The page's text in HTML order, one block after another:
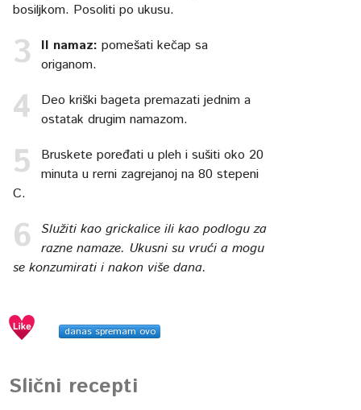
bosiljkom. Posoliti po ukusu.
II namaz: pomešati kečap sa
origanom.
Deo kriški bageta premazati jednim a
ostatak drugim namazom.
Bruskete poređati u pleh i sušiti oko 20
minuta u rerni zagrejanoj na 80 stepeni
C.
Služiti kao grickalice ili kao podlogu za
razne namaze. Ukusni su vrući a mogu
se konzumirati i nakon više dana.
danas spremam ovo
Slični recepti